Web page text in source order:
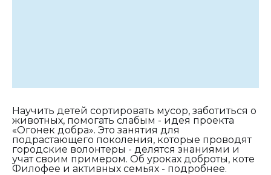
Научить детей сортировать мусор, заботиться о
животных, помогать слабым - идея проекта
«Огонек добра». Это занятия для
подрастающего поколения, которые проводят
городские волонтеры - делятся знаниями и
учат своим примером. Об уроках доброты, коте
Филофее и активных семьях - подробнее.